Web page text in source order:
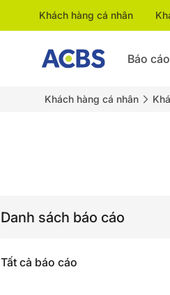
Khách hàng cá nhân
Báo
Khách hàng cá nhân
Danh sách báo cáo
Tất cả báo cáo